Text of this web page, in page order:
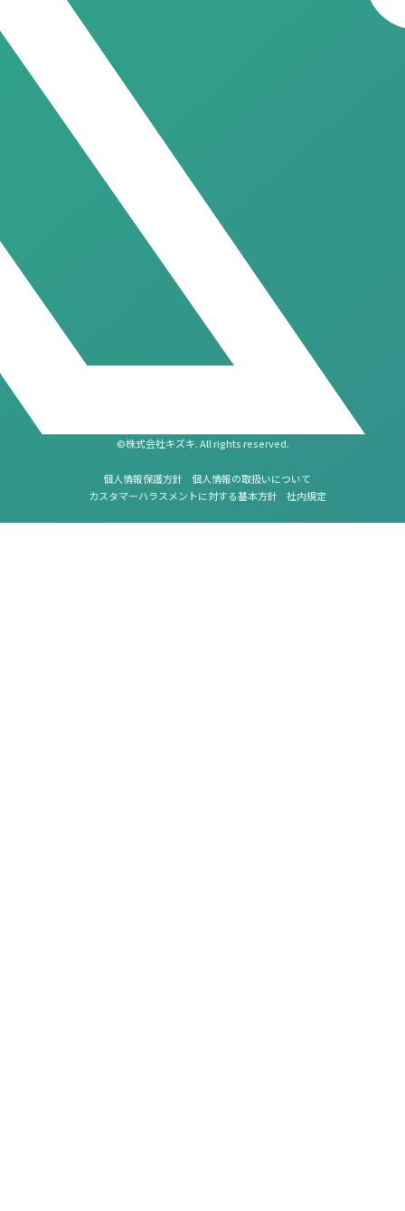
©株式会社キズキ. All rights reserved.
個人情報保護方針
個人情報の取扱いについて
カスタマーハラスメントに対する基本方針
社内規定